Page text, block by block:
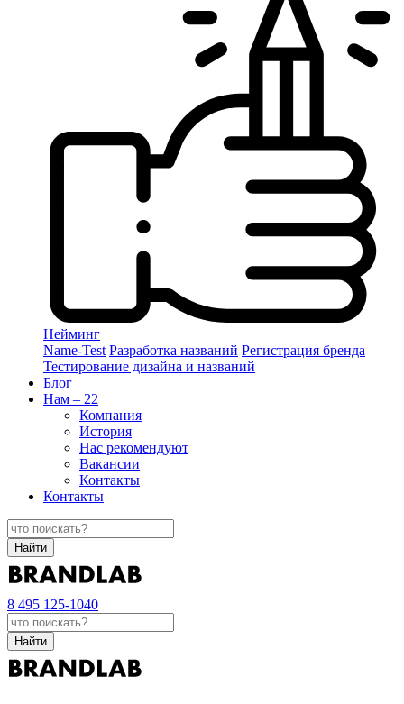
Нейминг
Name-Test Разработка названий Регистрация бренда
Тестирование дизайна и названий
Блог
Нам – 22
Компания
История
Нас рекомендуют
Вакансии
Контакты
Контакты
Найти
8 495 125-1040
Найти